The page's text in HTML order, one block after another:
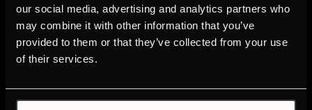
our social media, advertising and analytics partners who
may combine it with other information that you’ve
provided to them or that they’ve collected from your use
of their services.
Bedien uw toestellen via intutieve sensor-